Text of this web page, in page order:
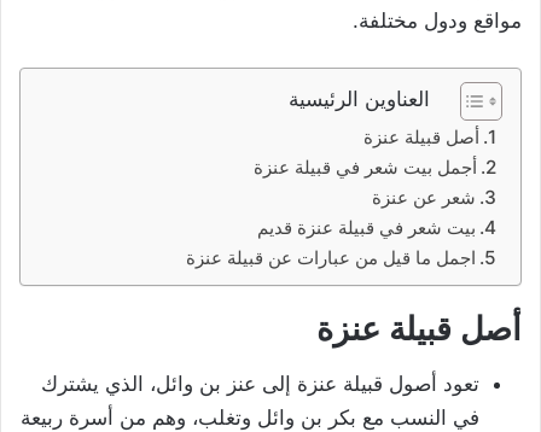
مواقع ودول مختلفة.
العناوين الرئيسية
أصل قبيلة عنزة
أجمل بيت شعر في قبيلة عنزة
شعر عن عنزة
بيت شعر في قبيلة عنزة قديم
اجمل ما قيل من عبارات عن قبيلة عنزة
أصل قبيلة عنزة
تعود أصول قبيلة عنزة إلى عنز بن وائل، الذي يشترك
في النسب مع بكر بن وائل وتغلب، وهم من أسرة ربيعة